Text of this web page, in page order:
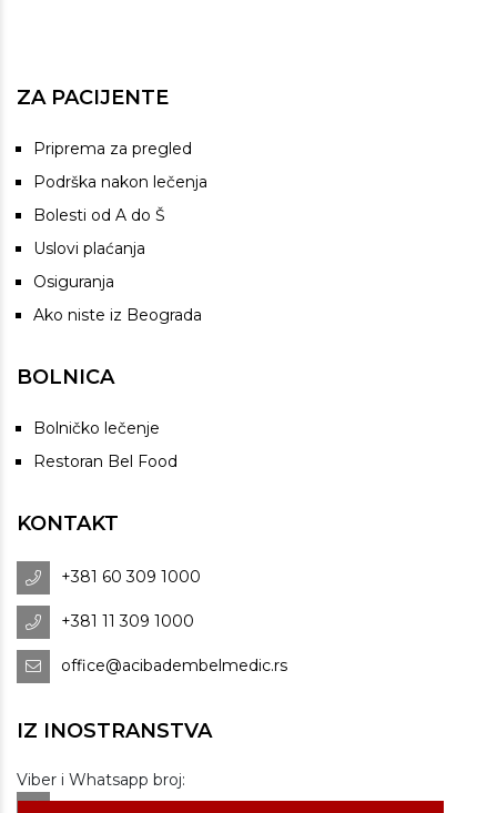
ZA PACIJENTE
Priprema za pregled
Podrška nakon lečenja
Bolesti od A do Š
Uslovi plaćanja
Osiguranja
Ako niste iz Beograda
BOLNICA
Bolničko lečenje
Restoran Bel Food
KONTAKT
+381 60 309 1000
+381 11 309 1000
office@acibadembelmedic.rs
IZ INOSTRANSTVA
Viber i Whatsapp broj:
+381 60 309 1070